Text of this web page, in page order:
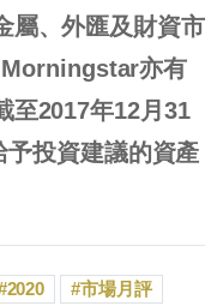
屬、外匯及財資市
Morningstar亦有
至2017年12月31
投資建議的資產
2020
市場月評